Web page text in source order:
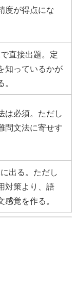
度が得点にな
直接出題。定
知っているかが
。
は必須。ただし
問文法に寄せす
出る。ただし
対策より、語
感覚を作る。